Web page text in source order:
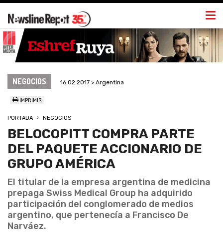
NEGOCIOS 16.02.2017 > Argentina
IMPRIMIR
PORTADA NEGOCIOS
BELOCOPITT COMPRA PARTE
DEL PAQUETE ACCIONARIO DE
GRUPO AMÉRICA
El titular de la empresa argentina de medicina
prepaga Swiss Medical Group ha adquirido
participación del conglomerado de medios
argentino, que pertenecía a Francisco De
Narváez.